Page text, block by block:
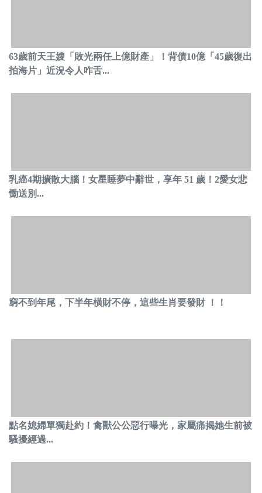
63歲前天王嫂「敗光兩任上億財產」！背債10億「45歲復出
拍海片」近況令人咋舌...
乳癌4期擴散大腦！女星睡夢中辭世，享年 51 歲！2愛女悲
慟送別...
窮不到年尾，下半年橫財不停，這些生肖要發財 ！！
點名媳婦單獨赴約！禽獸公公惡行曝光，家屬痛揭她生前被
騷擾經過...